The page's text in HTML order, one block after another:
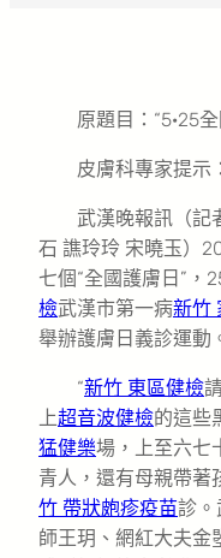
原題目：“5·25
皮膚科專家提示
武漢晚報訊（記
石 譙玲玲 宋曉玉）
七個“全國護膚日”，
檢武漢市第一病新竹
舉辦護膚日義診運動
“新竹 東區健檢
上超音波健檢的這些
猛健樂場，上至六七
青人，還有母親帶著
竹 帶狀皰疹疫苗診。
師王玥、網紅大夫金